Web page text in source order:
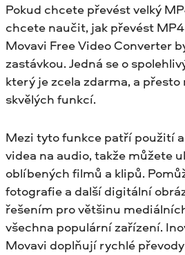
Pokud chcete převést velký
chcete naučit, jak převést
Movavi Free Video Converter
zastávkou. Jedná se o
který je zcela zdarma, a
skvělých funkcí.
Mezi tyto funkce patří použití
videa na audio, takže můžete
oblíbených filmů a klipů.
fotografie a další digitální
řešením pro většinu
všechna populární zařízení.
Movavi doplňují rychlé